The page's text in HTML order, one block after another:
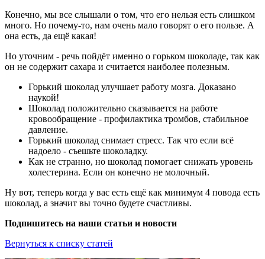
Конечно, мы все слышали о том, что его нельзя есть слишком
много. Но почему-то, нам очень мало говорят о его пользе. А
она есть, да ещё какая!
Но уточним - речь пойдёт именно о горьком шоколаде, так как
он не содержит сахара и считается наиболее полезным.
Горький шоколад улучшает работу мозга. Доказано
наукой!
Шоколад положительно сказывается на работе
кровообращение - профилактика тромбов, стабильное
давление.
Горький шоколад снимает стресс. Так что если всё
надоело - съешьте шоколадку.
Как не странно, но шоколад помогает снижать уровень
холестерина. Если он конечно не молочный.
Ну вот, теперь когда у вас есть ещё как минимум 4 повода есть
шоколад, а значит вы точно будете счастливы.
Подпишитесь на наши статьи и новости
Вернуться к списку статей